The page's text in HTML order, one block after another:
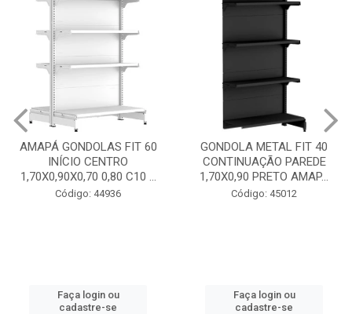
AMAPÁ GONDOLAS FIT 60
INÍCIO CENTRO
1,70X0,90X0,70 0,80 C10 ...
Código: 44936
Faça login ou
cadastre-se
GONDOLA METAL FIT 40
CONTINUAÇÃO PAREDE
1,70X0,90 PRETO AMAP...
Código: 45012
Faça login ou
cadastre-se